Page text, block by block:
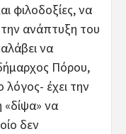
φιλοδοξίες, να
ανάπτυξη του
να
Πόρου,
λόγος- έχει την
να
δεν